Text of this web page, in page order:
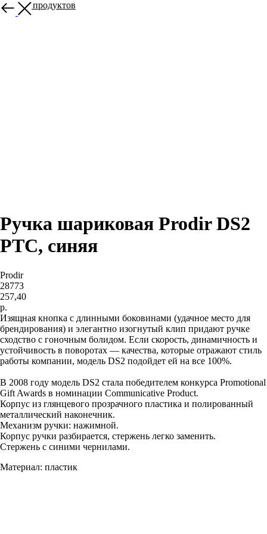
Больше продуктов
Ручка шариковая Prodir DS2
PTC, синяя
Prodir
28773
257,40
р.
Изящная кнопка с длинными боковинами (удачное место для
брендирования) и элегантно изогнутый клип придают ручке
сходство с гоночным болидом. Если скорость, динамичность и
устойчивость в поворотах — качества, которые отражают стиль
работы компании, модель DS2 подойдет ей на все 100%.
В 2008 году модель DS2 стала победителем конкурса Promotional
Gift Awards в номинации Communicative Product.
Корпус из глянцевого прозрачного пластика и полированный
металлический наконечник.
Механизм ручки: нажимной.
Корпус ручки разбирается, стержень легко заменить.
Стержень с синими чернилами.
Материал: пластик